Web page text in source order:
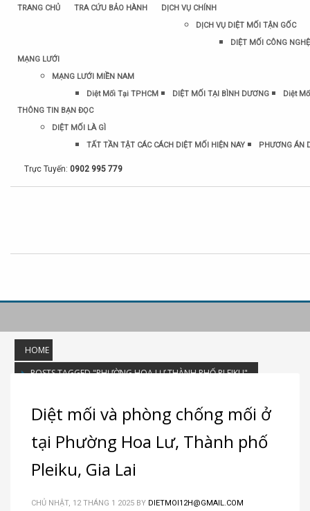
TRANG CHỦ TRA CỨU BẢO HÀNH
DỊCH VỤ CHÍNH
DỊCH VỤ DIỆT MỐI TẬN GỐC
DIỆT MỐI CÔNG
MẠNG LƯỚI
MẠNG LƯỚI MIỀN NAM
Diệt Mối Tại TPHCM
DIỆT MỐI TẠI BÌNH DƯƠNG
Diệt
THÔNG TIN BẠN ĐỌC
DIỆT MỐI LÀ GÌ
TẤT TẦN TẬT CÁC CÁCH DIỆT MỐI HIỆN NAY
PHƯƠNG ÁN
Trực Tuyến: 0902 995 779
HOME
POSTS TAGGED "PHƯỜNG HOA LƯ THÀNH PHỐ PLEIKU"
Tag: Phường Hoa Lư Thành phố Pleiku
Diệt mối và phòng chống mối ở
tại Phường Hoa Lư, Thành phố
Pleiku, Gia Lai
CHỦ NHẬT, 12 THÁNG 1 2025 BY DIETMOI12H@GMAIL.COM